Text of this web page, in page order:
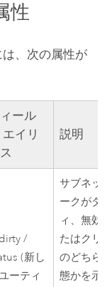
性
、次の属性が
ール
エイリ
説明
/
(新し
ーティ
サブネッ
ークがダ
ィ、無効
たはクリ
のどちら
態かを示